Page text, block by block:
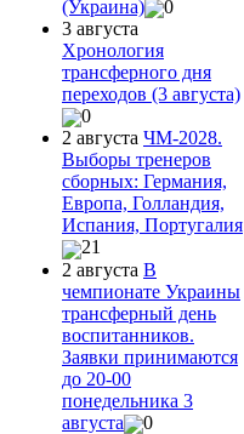
(Украина)
0
3 августа
Хронология
трансферного дня
переходов (3 августа)
0
2 августа ЧМ-2028.
Выборы тренеров
сборных: Германия,
Европа, Голландия,
Испания, Португалия
21
2 августа В
чемпионате Украины
трансферный день
воспитанников.
Заявки принимаются
до 20-00
понедельника 3
августа
0